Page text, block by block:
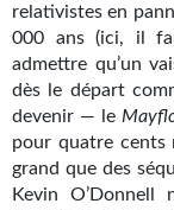
Tous les numéros
En numérique
S'abonner
Les critiques
relativistes en
000 ans (ici, il
admettre qu’un
dès le départ
devenir — le
pour quatre cents
grand que des
Kevin